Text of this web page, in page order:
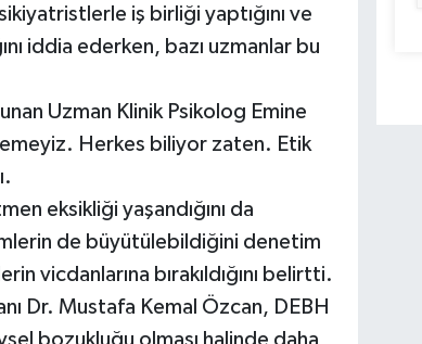
iş birliği yaptığını ve
iddia ederken, bazı uzmanlar bu
Uzman Klinik Psikolog Emine
Herkes biliyor zaten. Etik
eksikliği yaşandığını da
de büyütülebildiğini denetim
vicdanlarına bırakıldığını belirtti.
Dr. Mustafa Kemal Özcan, DEBH